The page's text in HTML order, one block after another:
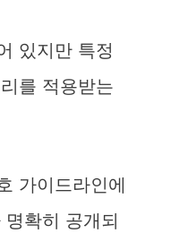
있지만 특정
를 적용받는
가이드라인에
확히 공개되